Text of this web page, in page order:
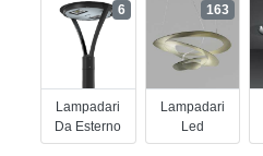
Lampadari
Da Esterno
6
Lampadari
Led
163